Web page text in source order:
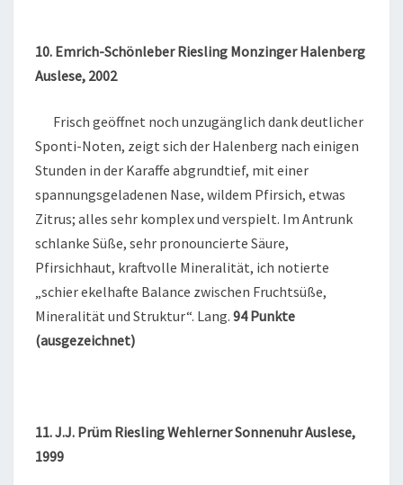
10. Emrich-Schönleber Riesling Monzinger Halenberg
Auslese, 2002
Frisch geöffnet noch unzugänglich dank deutlicher
Sponti-Noten, zeigt sich der Halenberg nach einigen
Stunden in der Karaffe abgrundtief, mit einer
spannungsgeladenen Nase, wildem Pfirsich, etwas
Zitrus; alles sehr komplex und verspielt. Im Antrunk
schlanke Süße, sehr pronouncierte Säure,
Pfirsichhaut, kraftvolle Mineralität, ich notierte
„schier ekelhafte Balance zwischen Fruchtsüße,
Mineralität und Struktur“. Lang. 94 Punkte
(ausgezeichnet)
11. J.J. Prüm Riesling Wehlerner Sonnenuhr Auslese,
1999